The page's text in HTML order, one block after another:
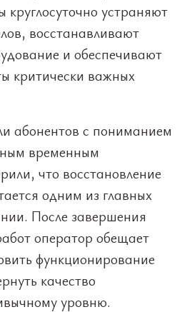
устраняют
восстанавливают
и обеспечивают
критически важных
абонентов с пониманием
временным
что восстановление
одним из главных
После завершения
оператор обещает
функционирование
качество
уровню.